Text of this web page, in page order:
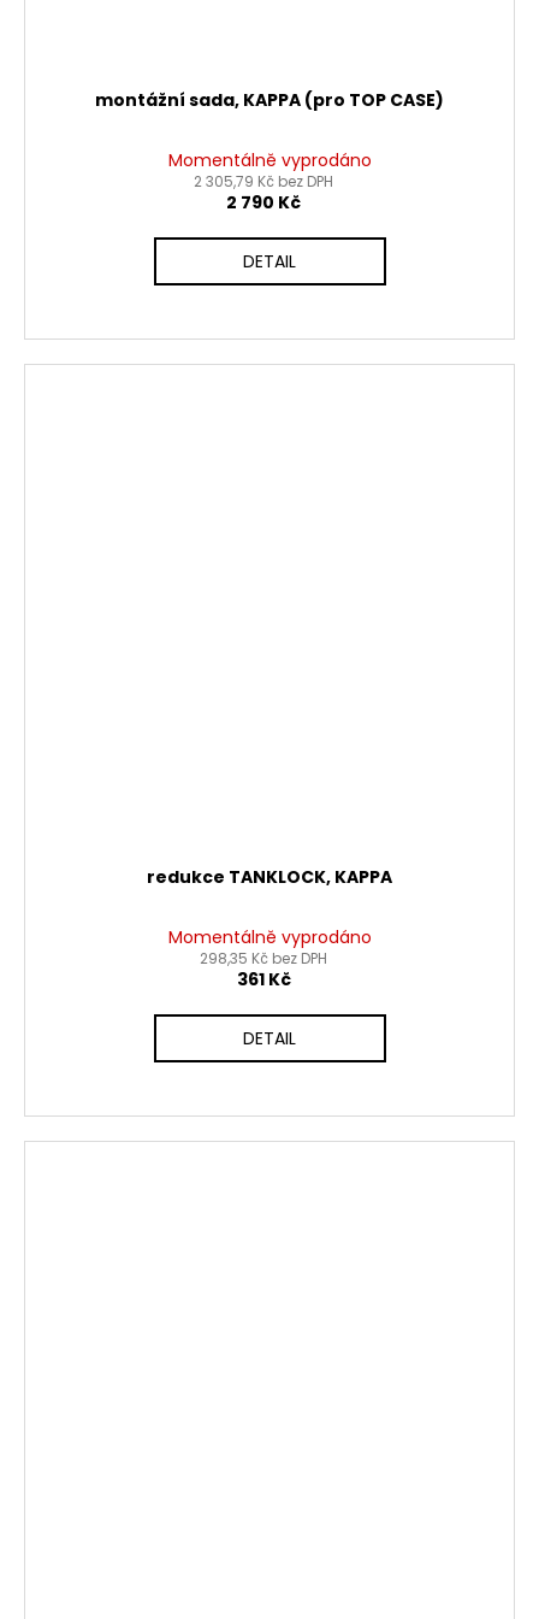
montážní sada, KAPPA (pro TOP CASE)
Momentálně vyprodáno
2 305,79 Kč bez DPH
2 790 Kč
DETAIL
redukce TANKLOCK, KAPPA
Momentálně vyprodáno
298,35 Kč bez DPH
361 Kč
DETAIL